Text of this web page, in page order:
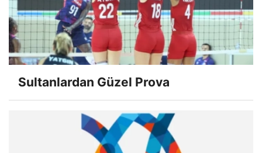
Sultanlardan Güzel Prova